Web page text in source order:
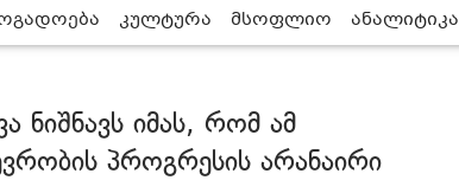
კულტურა მსოფლიო ანალიტიკა
ნიშნავს იმას, რომ ამ
პროგრესის არანაირი